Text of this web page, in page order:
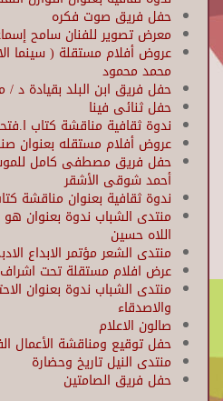
حفل فريق صوت فكره
معرض تصوير للفنان سامح
عروض أفلام مستقلة ( سينما
محمد محمود
حفل فريق ابن البلد بقيادة
حفل ثنائى فينا
ندوة ثقافية مناقشة كتاب
عروض أفلام مستقله بعنوان
حفل فريق مصطفى كامل
أحمد شوقى الأشقر
ندوة ثقافية بعنوان مناقشة
منتدى الشباب ندوة بعنوان
اللاه حسين
منتدى الشعر مؤتمر الابداع
عرض افلام مستقلة تحت
منتدى الشباب ندوة بعنوان
والاصدقاء
صالون الاعلام
حفل توقيع ومناقشة الأعمال
منتدى النيل تاريخ وحضارة
حفل فريق الصامتين